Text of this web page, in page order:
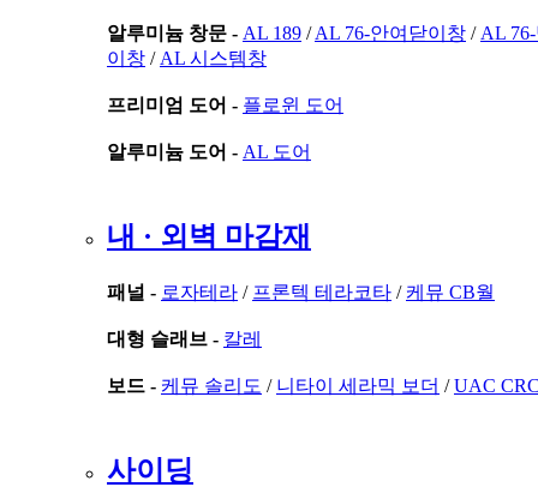
알루미늄 창문 - AL 189 /AL 76-안여닫이창 / AL
이창 / AL 시스템창
프리미엄 도어 - 플로윈 도어
알루미늄 도어 - AL 도어
내 · 외벽 마감재
패널 - 로자테라 / 프론텍 테라코타 / 케뮤 CB월
대형 슬래브 - 칼레
보드 - 케뮤 솔리도 / 니타이 세라믹 보더 /UAC
사이딩